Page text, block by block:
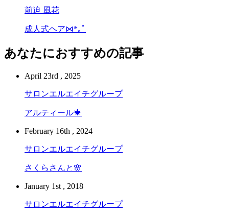
前迫 風花
成人式ヘア⋈*｡ﾟ
あなたにおすすめの記事
April 23rd , 2025
サロンエルエイチグループ
アルティール🍁
February 16th , 2024
サロンエルエイチグループ
さくらさんと🌸
January 1st , 2018
サロンエルエイチグループ